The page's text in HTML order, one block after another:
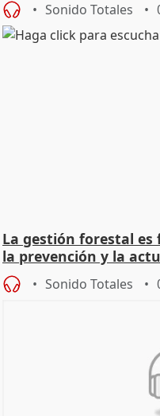
Sonido Totales
La gestión forestal
la prevención y la
Sonido Totales